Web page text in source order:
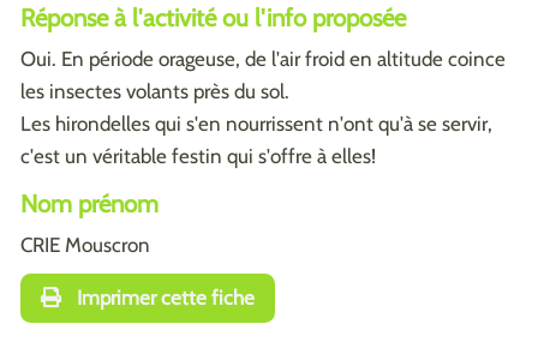
Réponse à l'activité ou l'info proposée
Oui. En période orageuse, de l'air froid en altitude coince
les insectes volants près du sol.
Les hirondelles qui s'en nourrissent n'ont qu'à se servir,
c'est un véritable festin qui s'offre à elles!
Nom prénom
CRIE Mouscron
Imprimer cette fiche